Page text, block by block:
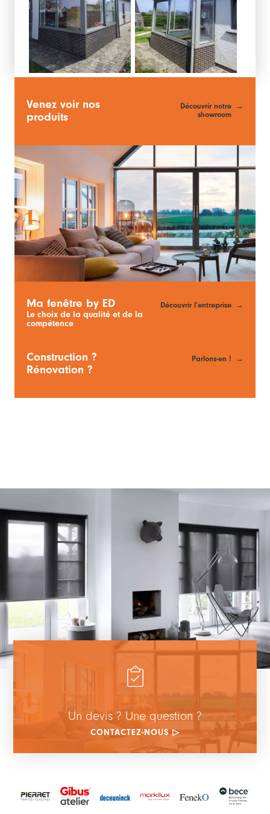
Venez voir nos
produits
Découvrir notre
showroom
Ma fenêtre by ED
Le choix de la qualité et de la
compétence
Découvrir l’entreprise
Construction ?
Rénovation ?
Parlons-en !
Un devis ? Une question ?
CONTACTEZ-NOUS ▷